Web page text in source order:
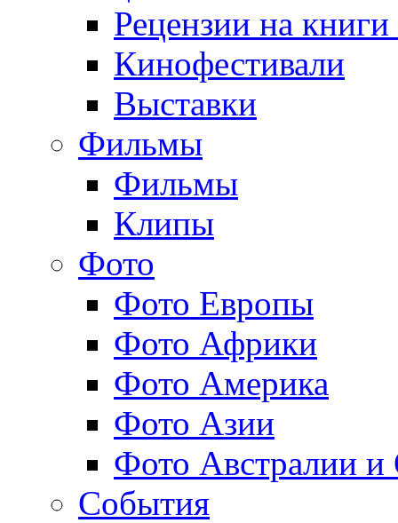
Рецензии на
Кинофестивали
Выставки
Фильмы
Фильмы
Клипы
Фото
Фото Европы
Фото Африки
Фото Америка
Фото Азии
Фото Австралии и
События